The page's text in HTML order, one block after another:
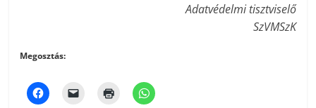
Adatvédelmi tisztviselő
SzVMSzK
Megosztás: